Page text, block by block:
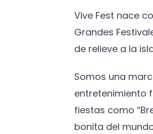
Vive Fest nace
Grandes
de relieve a la
Somos una
entretenimiento
fiestas como
bonita del